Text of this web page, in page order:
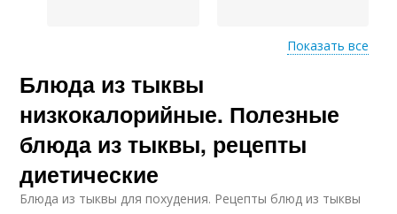
Тушеная тыква
Каша с тыквой
Показать все
Блюда из тыквы
низкокалорийные. Полезные
блюда из тыквы, рецепты
диетические
Блюда из тыквы для похудения. Рецепты блюд из тыквы